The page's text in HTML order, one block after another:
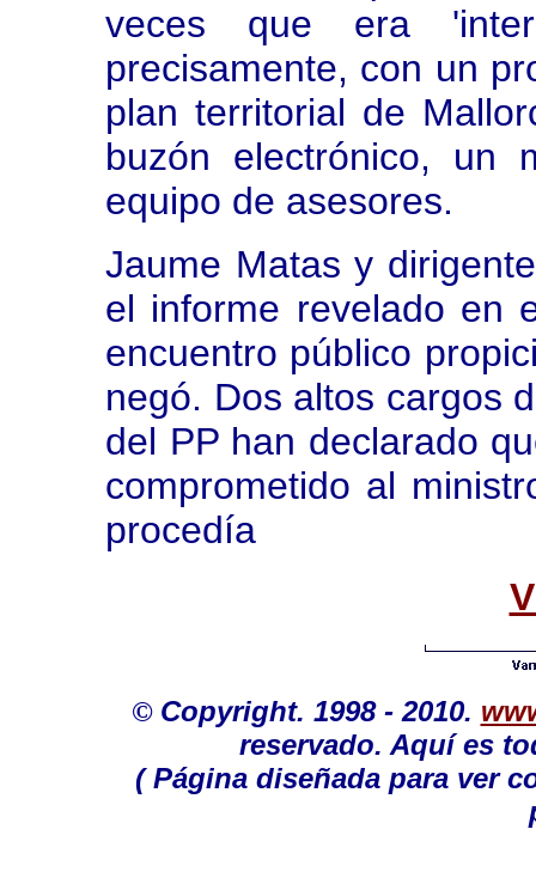
veces que era
precisamente, con un
plan territorial de
buzón electrónico, un
equipo de asesores.
Jaume Matas y
el informe revelado en
encuentro público
negó. Dos altos cargos
del PP han declarado
comprometido al
procedía
© Copyright. 1998 - 2010.
reservado. Aquí es
( Página diseñada para ver